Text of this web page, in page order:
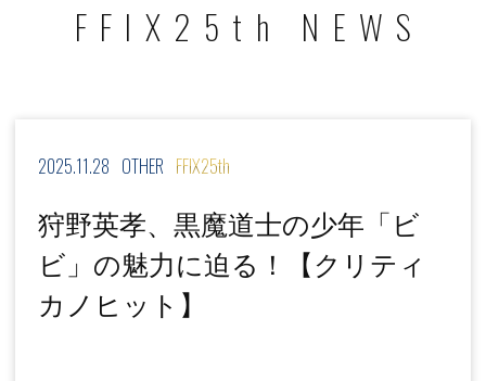
FFIX25th NEWS
OTHER FFIX25th
2025.11.28
狩野英孝、黒魔道士の少年「ビ
ビ」の魅力に迫る！【クリティ
カノヒット】